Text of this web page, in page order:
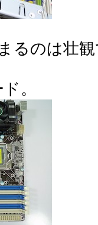
るのは壮
。